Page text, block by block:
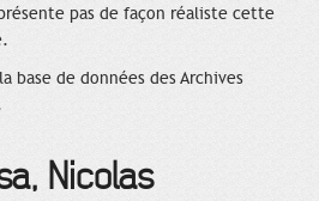
pas de façon réaliste cette
base de données des Archives
Nicolas